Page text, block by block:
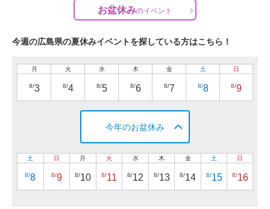
お盆休みのイベント
今週の広島県の夏休みイベントを探している方はこちら！
月
8/3
火
8/4
水
8/5
木
8/6
金
8/7
土
8/8
日
8/9
今年のお盆休み
土
8/8
日
8/9
月
8/10
火
8/11
水
8/12
木
8/13
金
8/14
土
8/15
日
8/16